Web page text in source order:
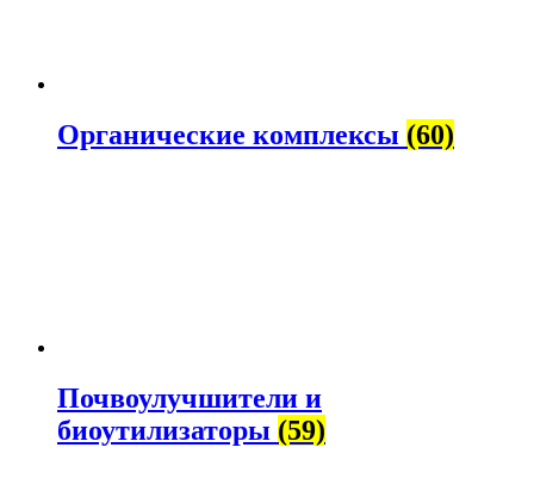
Органические комплексы (60)
Почвоулучшители и
биоутилизаторы (59)